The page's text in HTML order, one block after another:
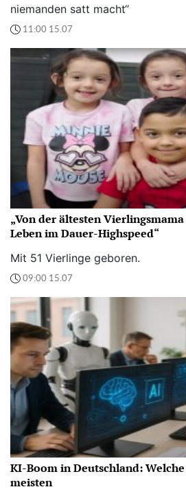
niemanden satt macht“
11:00 15.07
„Von der ältesten
Leben im Dauer-Highspeed“
Mit 51 Vierlinge geboren.
09:00 15.07
KI-Boom in Deutschland:
meisten